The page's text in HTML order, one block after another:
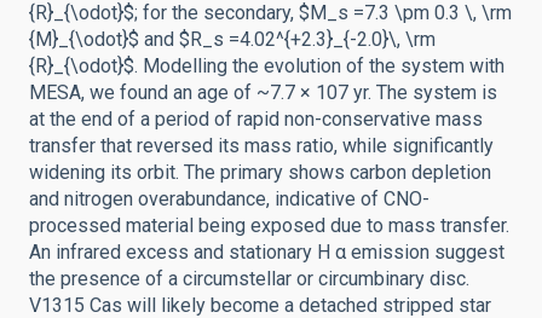
{R}_{\odot}$; for the secondary, $M_s =7.3 \pm 0.3 \, \rm
{M}_{\odot}$ and $R_s =4.02^{+2.3}_{-2.0}\, \rm
{R}_{\odot}$. Modelling the evolution of the system with
MESA, we found an age of ~7.7 × 107 yr. The system is
at the end of a period of rapid non-conservative mass
transfer that reversed its mass ratio, while significantly
widening its orbit. The primary shows carbon depletion
and nitrogen overabundance, indicative of CNO-
processed material being exposed due to mass transfer.
An infrared excess and stationary H α emission suggest
the presence of a circumstellar or circumbinary disc.
V1315 Cas will likely become a detached stripped star